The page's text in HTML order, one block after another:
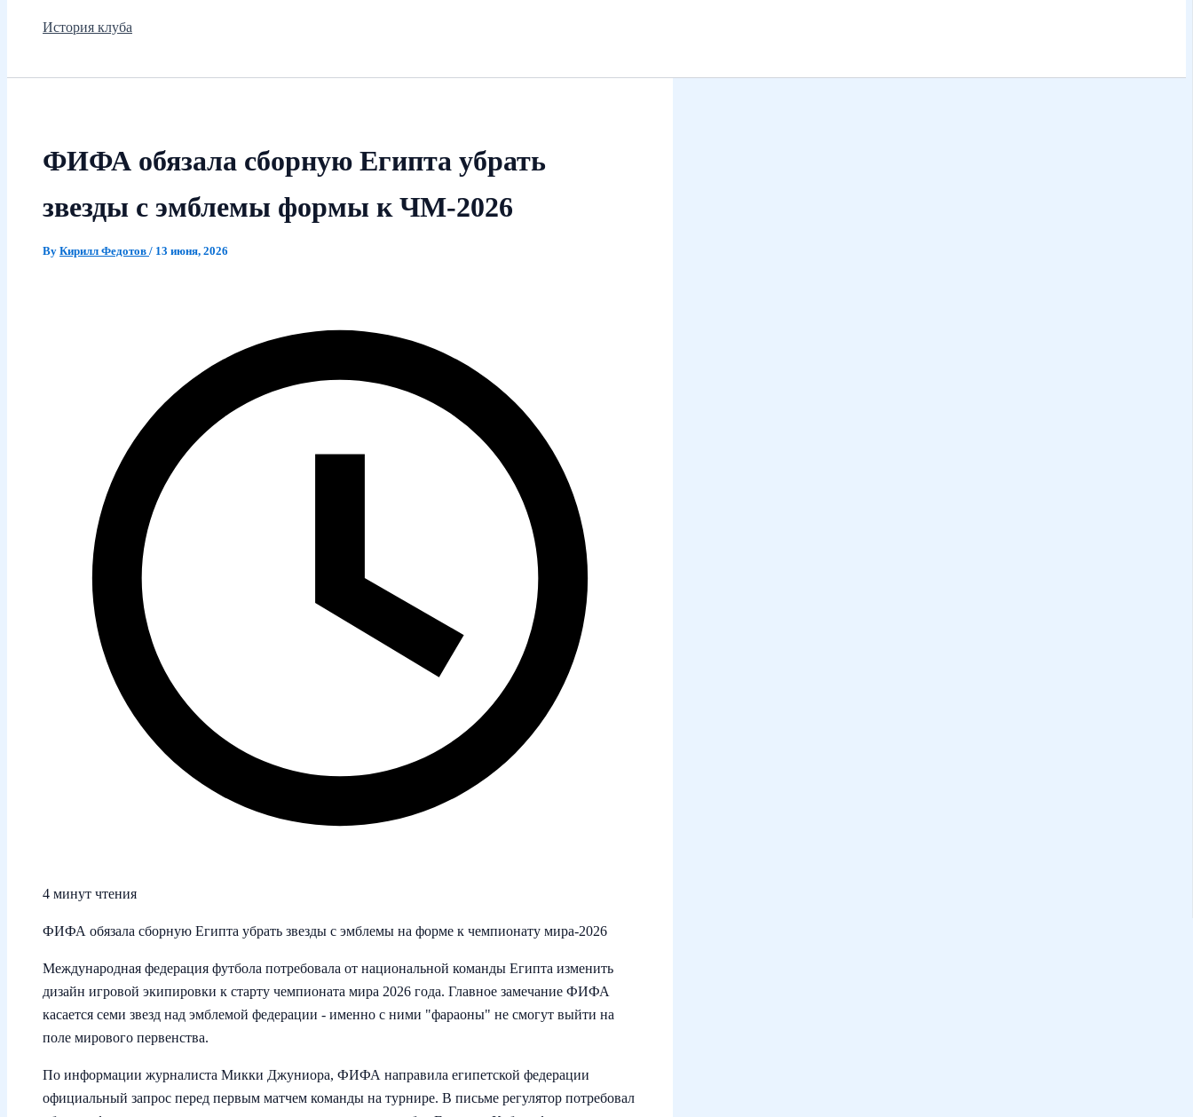
История клуба
ФИФА обязала сборную Египта убрать
звезды с эмблемы формы к ЧМ‑2026
By Кирилл Федотов / 13 июня, 2026
4 минут чтения
ФИФА обязала сборную Египта убрать звезды с эмблемы на форме к чемпионату мира‑2026
Международная федерация футбола потребовала от национальной команды Египта изменить
дизайн игровой экипировки к старту чемпионата мира 2026 года. Главное замечание ФИФА
касается семи звезд над эмблемой федерации - именно с ними "фараоны" не смогут выйти на
поле мирового первенства.
По информации журналиста Микки Джуниора, ФИФА направила египетской федерации
официальный запрос перед первым матчем команды на турнире. В письме регулятор потребовал